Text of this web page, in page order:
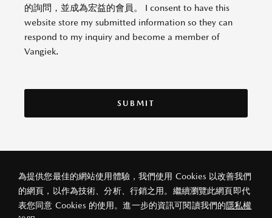
為提供您最佳的網站使用體驗，我們使用 Cookies 以改善我們
的網頁，以作為技術、分析、行銷之用。繼續瀏覽此網頁即代
表您同意 Cookies 的使用。進一步的資訊可閱讀我們的隱私權
的詢問，並成為宏益的會員。 I consent to have this
website store my submitted information so they can
respond to my inquiry and become a member of
Vangiek.